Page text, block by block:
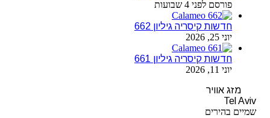
פורסם לפני 4 שבועות
חדשות קיסריה גיליון 662
יוני 25, 2026
חדשות קיסריה גיליון 661
יוני 11, 2026
מזג אוויר
Tel Aviv
שמיים בהירים